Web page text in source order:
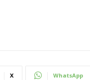
X WhatsApp